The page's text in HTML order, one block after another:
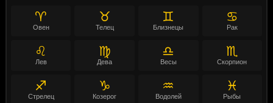
♈
Овен
♉
Телец
♊
Близнецы
♋
Рак
♌
Лев
♍
Дева
♎
Весы
♏
Скорпион
♐
Стрелец
♑
Козерог
♒
Водолей
♓
Рыбы